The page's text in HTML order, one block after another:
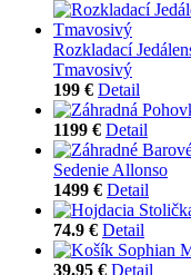
Rozkladací
Tmavosivý
199 € Detail
1199 € Detail
Sedenie Allonso
1499 € Detail
74.9 € Detail
39.95 € Detail